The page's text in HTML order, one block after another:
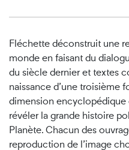
Fléchette déconstruit une
monde en faisant du
du siècle dernier et textes
naissance d’une troisième
dimension encyclopédique
révéler la grande histoire
Planète. Chacun des
reproduction de l’image